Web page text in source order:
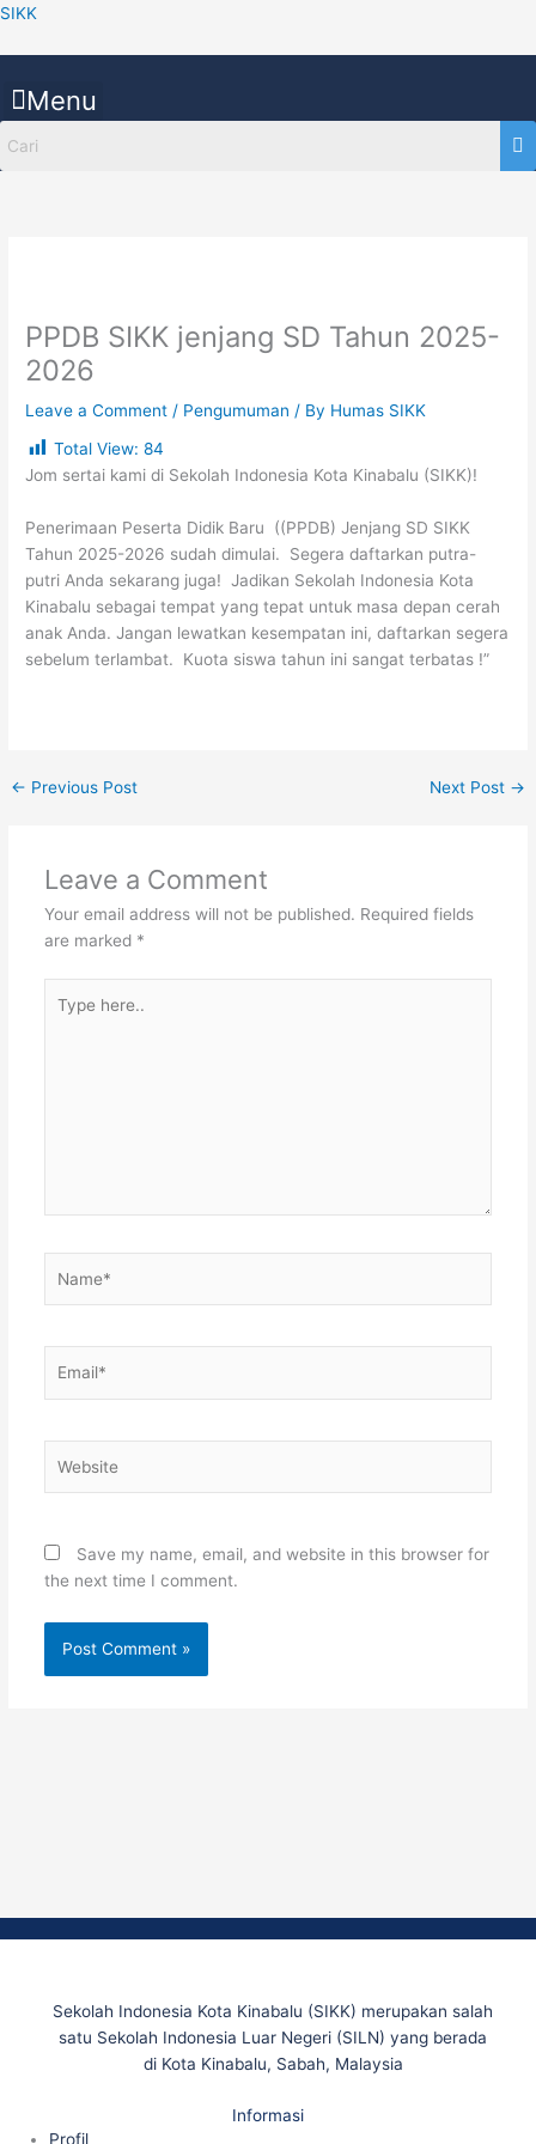
Skip
SIKK
Menu
PPDB SIKK jenjang SD Tahun 2025-
2026
Leave a Comment / Pengumuman / By Humas SIKK
Total View: 84
Jom sertai kami di Sekolah Indonesia Kota Kinabalu (SIKK)!
Penerimaan Peserta Didik Baru ((PPDB) Jenjang SD SIKK
Tahun 2025-2026 sudah dimulai. Segera daftarkan putra-
putri Anda sekarang juga! Jadikan Sekolah Indonesia Kota
Kinabalu sebagai tempat yang tepat untuk masa depan cerah
anak Anda. Jangan lewatkan kesempatan ini, daftarkan segera
sebelum terlambat. Kuota siswa tahun ini sangat terbatas !”
← Previous Post Next Post →
Leave a Comment
Your email address will not be published. Required fields
are marked *
here..
Save my name, email, and website in this browser for
the next time I comment.
Sekolah Indonesia Kota Kinabalu (SIKK) merupakan salah
satu Sekolah Indonesia Luar Negeri (SILN) yang berada
di Kota Kinabalu, Sabah, Malaysia
Informasi
Profil